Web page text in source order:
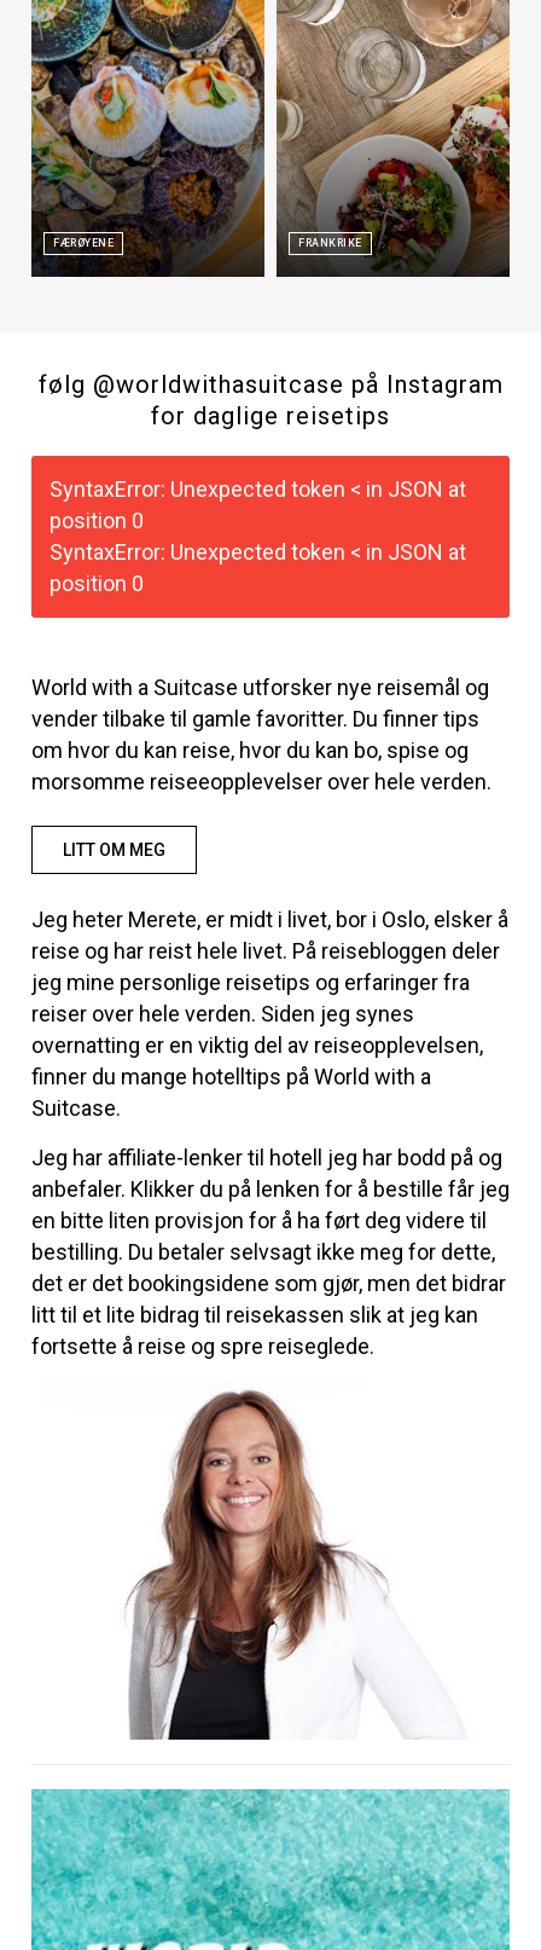
FÆRØYENE FRANKRIKE
følg @worldwithasuitcase på Instagram
for daglige reisetips
SyntaxError: Unexpected token < in JSON at
position 0
SyntaxError: Unexpected token < in JSON at
position 0
World with a Suitcase utforsker nye reisemål og
vender tilbake til gamle favoritter. Du finner tips
om hvor du kan reise, hvor du kan bo, spise og
morsomme reiseeopplevelser over hele verden.
LITT OM MEG
Jeg heter Merete, er midt i livet, bor i Oslo, elsker å
reise og har reist hele livet. På reisebloggen deler
jeg mine personlige reisetips og erfaringer fra
reiser over hele verden. Siden jeg synes
overnatting er en viktig del av reiseopplevelsen,
finner du mange hotelltips på World with a
Suitcase.
Jeg har affiliate-lenker til hotell jeg har bodd på og
anbefaler. Klikker du på lenken for å bestille får jeg
en bitte liten provisjon for å ha ført deg videre til
bestilling. Du betaler selvsagt ikke meg for dette,
det er det bookingsidene som gjør, men det bidrar
litt til et lite bidrag til reisekassen slik at jeg kan
fortsette å reise og spre reiseglede.